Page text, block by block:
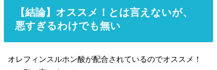
【結論】オススメ！とは言えないが、
悪すぎるわけでも無い
オレフィンスルホン酸が配合されているのでオススメ！